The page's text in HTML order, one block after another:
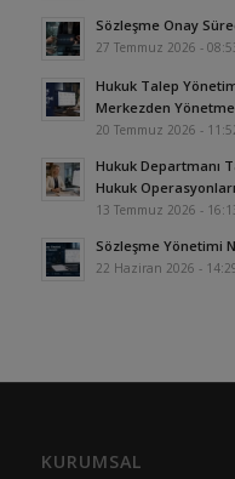
Sözleşme Onay
27 Temmuz 2026 -
Hukuk Talep
Merkezden
20 Temmuz 2026 -
Hukuk Departmanı
Hukuk
13 Temmuz 2026 -
Sözleşme Yönetimi
22 Haziran 2026 -
KURUMSAL